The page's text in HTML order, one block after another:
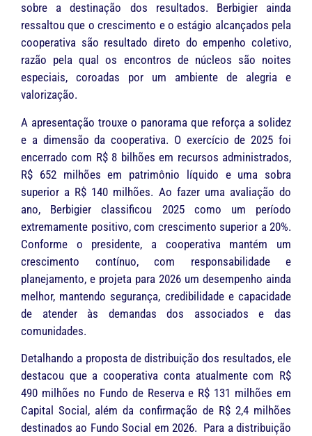
sobre a destinação dos resultados. Berbigier ainda
ressaltou que o crescimento e o estágio alcançados pela
cooperativa são resultado direto do empenho coletivo,
razão pela qual os encontros de núcleos são noites
especiais, coroadas por um ambiente de alegria e
valorização.
A apresentação trouxe o panorama que reforça a solidez
e a dimensão da cooperativa. O exercício de 2025 foi
encerrado com R$ 8 bilhões em recursos administrados,
R$ 652 milhões em patrimônio líquido e uma sobra
superior a R$ 140 milhões. Ao fazer uma avaliação do
ano, Berbigier classificou 2025 como um período
extremamente positivo, com crescimento superior a 20%.
Conforme o presidente, a cooperativa mantém um
crescimento contínuo, com responsabilidade e
planejamento, e projeta para 2026 um desempenho ainda
melhor, mantendo segurança, credibilidade e capacidade
de atender às demandas dos associados e das
comunidades.
Detalhando a proposta de distribuição dos resultados, ele
destacou que a cooperativa conta atualmente com R$
490 milhões no Fundo de Reserva e R$ 131 milhões em
Capital Social, além da confirmação de R$ 2,4 milhões
destinados ao Fundo Social em 2026. Para a distribuição